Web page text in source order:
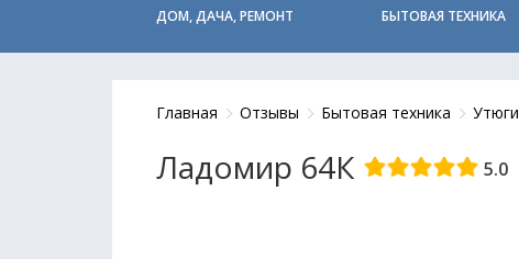
ДОМ, ДАЧА, РЕМОНТ БЫТОВАЯ ТЕХНИКА
Главная Отзывы Бытовая техника Утюги
Ладомир 64К 5.0